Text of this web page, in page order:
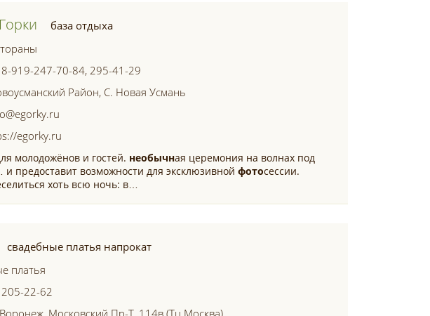
база отдыха
8-919-247-70-84, 295-41-29
Район, С. Новая Усмань
egorky.ru
молодожёнов и гостей. необычная церемония на волнах под
предоставит возможности для эксклюзивнойфотосессии.
хоть всю ночь: в…
свадебные платья напрокат
платья
205-22-62
Московский Пр-Т, 114в (тц Москва)